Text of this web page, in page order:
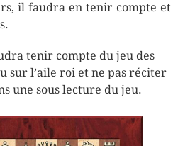
il faudra en tenir compte et
tenir compte du jeu des
sur l’aile roi et ne pas réciter
une sous lecture du jeu.